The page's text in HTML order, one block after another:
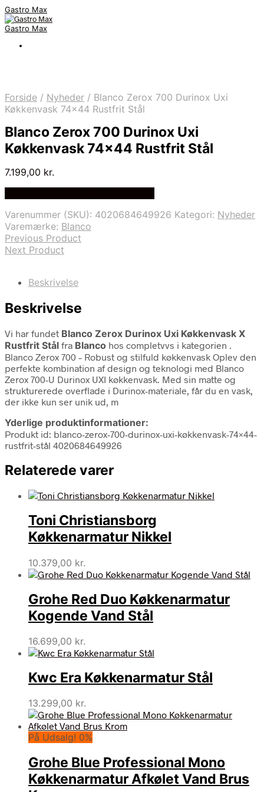
Gastro Max
Gastro Max
Forside / Nyheder / Blanco Zerox 700 Durinox Uxi
Køkkenvask 74×44 Rustfrit Stål
Blanco Zerox 700 Durinox Uxi
Køkkenvask 74×44 Rustfrit Stål
7.199,00 kr.
Varenummer (SKU): 4020684649926 Kategori: Nyheder
Varemærke: Blanco
Previous Product
Next Product
Beskrivelse
Beskrivelse
Vi har fundet Blanco Zerox Durinox Uxi Køkkenvask X
Rustfrit Stål fra Blanco hos completvvs i kategorien .
Blanco Zerox 700 – Robust og stilfuld køkkenvask Oplev den
perfekte kombination af design og teknologi med Blanco
Zerox 700-U Durinox UXI køkkenvask. Med sin matte og
strukturerede overflade i Durinox-materiale, får du en vask,
der ikke kun ser unik ud, m
Yderlige produktinformationer:
Produkt id: blanco-zerox-700-durinox-uxi-køkkenvask-74×44-
rustfrit-stål 4020684649926
Relaterede varer
Toni Christiansborg
Køkkenarmatur Nikkel
10.379,00 kr.
Grohe Red Duo Køkkenarmatur
Kogende Vand Stål
16.699,00 kr.
Kwc Era Køkkenarmatur Stål
13.299,00 kr.
På Udsalg! 0%
Grohe Blue Professional Mono
Køkkenarmatur Afkølet Vand Brus